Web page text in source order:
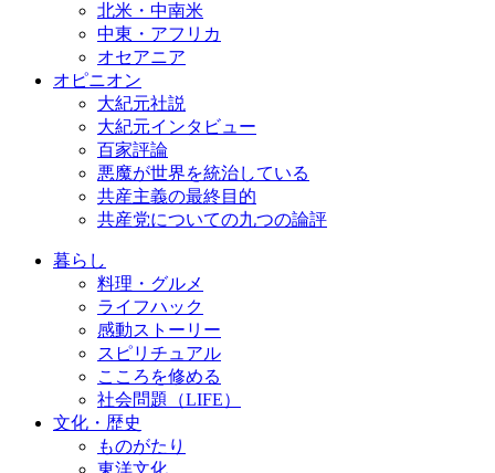
北米・中南米
中東・アフリカ
オセアニア
オピニオン
大紀元社説
大紀元インタビュー
百家評論
悪魔が世界を統治している
共産主義の最終目的
共産党についての九つの論評
暮らし
料理・グルメ
ライフハック
感動ストーリー
スピリチュアル
こころを修める
社会問題（LIFE）
文化・歴史
ものがたり